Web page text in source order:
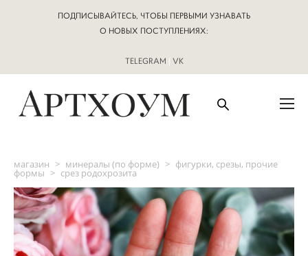
ПОДПИСЫВАЙТЕСЬ, ЧТОБЫ ПЕРВЫМИ УЗНАВАТЬ
О НОВЫХ ПОСТУПЛЕНИЯХ:
TELEGRAM | VK
магазин > минералы (по форме) > фигурки, срезы, прочие
формы > срез родохрозита